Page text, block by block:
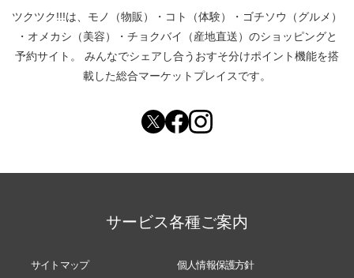
ツクツク!!!は、 モノ（物販） ・ コト（体験） ・ ゴチソウ（グルメ）
・ オメカシ（美容） ・ チョクバイ（産地直送） のショッピングと
予約サイト。
みんなでシェアし合う おすそ分けポイント機能を搭
載した総合マーケットプレイスです。
サービス各種ご案内
サイトマップ 個人情報保護方針